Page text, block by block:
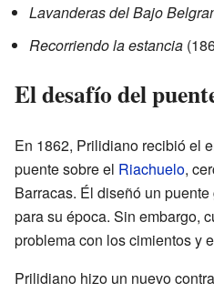
Lavanderas del Bajo
Recorriendo la estancia
El desafío del
En 1862, Prilidiano recibió el
puente sobre el Riachuelo,
Barracas. Él diseñó un
para su época. Sin embargo,
problema con los cimientos y
Prilidiano hizo un nuevo